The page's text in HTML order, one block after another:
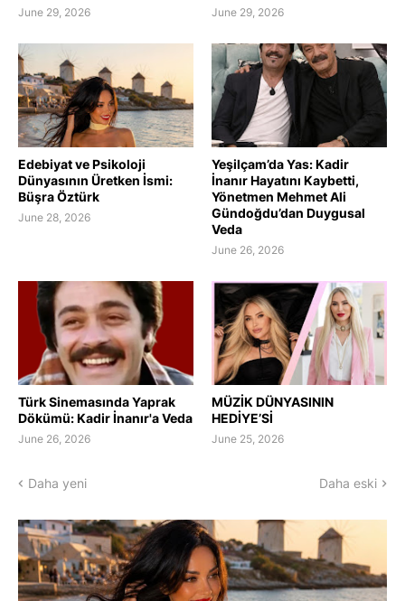
June 29, 2026 June 29, 2026
Edebiyat ve Psikoloji
Dünyasının Üretken İsmi:
Büşra Öztürk
June 28, 2026
Yeşilçam’da Yas: Kadir
İnanır Hayatını Kaybetti,
Yönetmen Mehmet Ali
Gündoğdu’dan Duygusal
Veda
June 26, 2026
Türk Sinemasında Yaprak
Dökümü: Kadir İnanır'a Veda
June 26, 2026
MÜZİK DÜNYASININ
HEDİYE’Sİ
June 25, 2026
Daha yeni Daha eski